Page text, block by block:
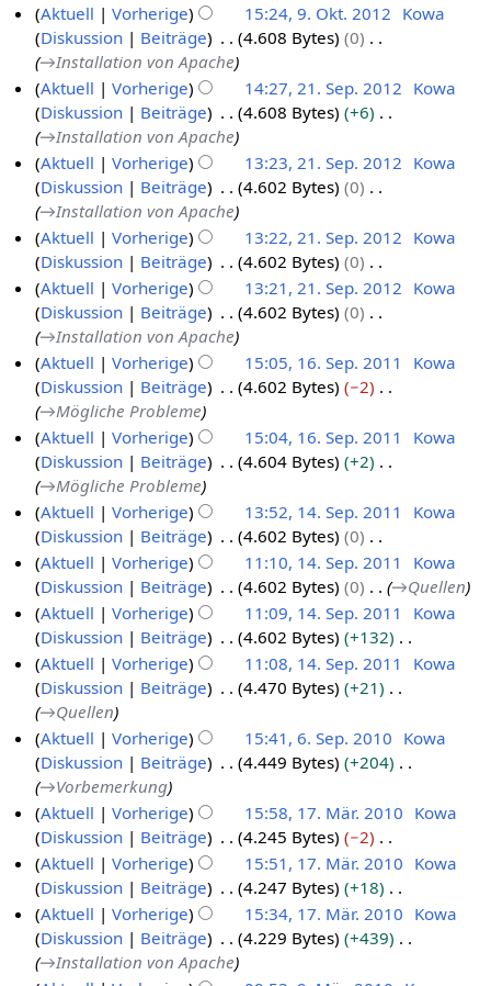
O
o
0
Aktuell Vorherige 15:24, 9. Okt. 2012 Kowa
Diskussion
Beiträge 4.608 Bytes
0
→Installation von Apache
p
e
e
0
Aktuell Vorherige 14:27, 21. Sep. 2012 Kowa
Diskussion
Beiträge 4.608 Bytes
+6
→Installation von Apache
Aktuell
Vorherige 13:23, 21. Sep. 2012 Kowa
Diskussion
Beiträge 4.602 Bytes
0
→Installation von Apache
Aktuell
Vorherige 13:22, 21. Sep. 2012 Kowa
Diskussion
Beiträge 4.602 Bytes
0
K
e
i
n
e
B
e
a
r
b
e
i
t
u
n
g
s
z
u
s
a
m
m
e
n
f
a
s
s
Aktuell Vorherige 13:21, 21. Sep. 2012 Kowa
Diskussion
Beiträge 4.602 Bytes
0
→Installation von Apache
p
e
b
1
Aktuell Vorherige 15:05, 16. Sep. 2011
Kowa
Diskussion
Beiträge 4.602 Bytes
−2
→Mögliche Probleme
Aktuell
Vorherige 15:04, 16. Sep. 2011
Kowa
Diskussion
Beiträge 4.604 Bytes
+2
→Mögliche Probleme
4
S
p
m
0
1
Aktuell Vorherige 13:52, 14. Sep. 2011
Kowa
Diskussion
Beiträge 4.602 Bytes
0
K
e
i
n
e
B
e
a
r
b
e
i
t
u
n
g
s
z
Aktuell Vorherige 11:10, 14. Sep. 2011
Kowa
Diskussion
Beiträge 4.602 Bytes 0 →Quellen
Aktuell
Vorherige 11:09, 14. Sep. 2011
Kowa
Diskussion
Beiträge 4.602 Bytes
+132
K
e
i
n
e
B
e
a
r
b
e
i
t
u
Aktuell Vorherige 11:08, 14. Sep. 2011
Kowa
Diskussion
Beiträge 4.470 Bytes
+21
→Quellen
S
p
e
Aktuell Vorherige 15:41, 6. Sep. 2010 Kowa
Diskussion
Beiträge 4.449 Bytes
+204
→Vorbemerkung
7
M
Aktuell Vorherige 15:58, 17. Mär. 2010 Kowa
Diskussion
Beiträge 4.245 Bytes
−2
K
e
i
n
e
B
Aktuell Vorherige 15:51, 17. Mär. 2010 Kowa
Diskussion
Beiträge 4.247 Bytes
+18
K
e
i
Aktuell Vorherige 15:34, 17. Mär. 2010 Kowa
Diskussion
Beiträge 4.229 Bytes
+439
→Installation von Apache